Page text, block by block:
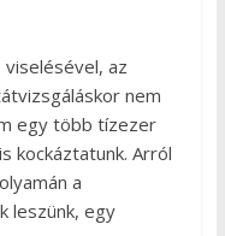
az
nem
egy több tízezer
kockáztatunk. Arról
a
leszünk, egy